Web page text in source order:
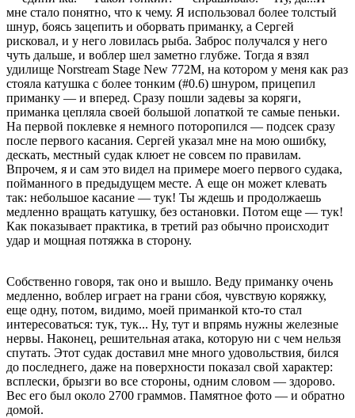
мне стало понятно, что к чему. Я использовал более толстый
шнур, боясь зацепить и оборвать приманку, а Сергей
рисковал, и у него ловилась рыба. Заброс получался у него
чуть дальше, и воблер шел заметно глубже. Тогда я взял
удилище Norstream Stage New 772M, на котором у меня как раз
стояла катушка с более тонким (#0.6) шнуром, прицепил
приманку — и вперед. Сразу пошли задевы за коряги,
приманка цепляла своей большой лопаткой те самые пеньки.
На первой поклевке я немного поторопился — подсек сразу
после первого касания. Сергей указал мне на мою ошибку,
дескать, местный судак клюет не совсем по правилам.
Впрочем, я и сам это видел на примере моего первого судака,
пойманного в предыдущем месте. А еще он может клевать
так: небольшое касание — тук! Ты ждешь и продолжаешь
медленно вращать катушку, без остановки. Потом еще — тук!
Как показывает практика, в третий раз обычно происходит
удар и мощная потяжка в сторону.
Собственно говоря, так оно и вышло. Веду приманку очень
медленно, воблер играет на грани сбоя, чувствую коряжку,
еще одну, потом, видимо, моей приманкой кто-то стал
интересоваться: тук, тук... Ну, тут и впрямь нужны железные
нервы. Наконец, решительная атака, которую ни с чем нельзя
спутать. Этот судак доставил мне много удовольствия, бился
до последнего, даже на поверхности показал свой характер:
всплески, брызги во все стороны, одним словом — здорово.
Вес его был около 2700 граммов. Памятное фото — и обратно
домой.